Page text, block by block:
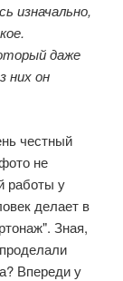
изначально,
даже
них он
честный
не
работы у
делает в
Зная,
Впереди у